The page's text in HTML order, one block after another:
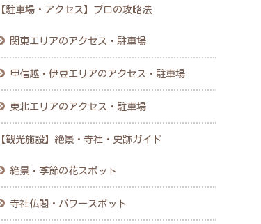
【駐車場・アクセス】プロの攻略法
関東エリアのアクセス・駐車場
甲信越・伊豆エリアのアクセス・駐車場
東北エリアのアクセス・駐車場
【観光施設】絶景・寺社・史跡ガイド
絶景・季節の花スポット
寺社仏閣・パワースポット